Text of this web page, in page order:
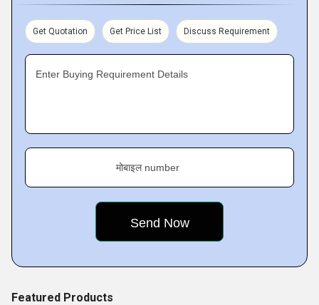
approach, flexibility and excellence. These factors are
behind strengthening our relationship with our clients. Also,
demands of our customers
Get Quotation Get Price List Discuss Requirement
Enter Buying Requirement Details
मोबाइल number
Featured Products